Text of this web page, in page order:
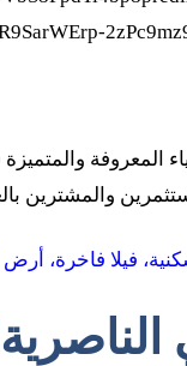
المعروفة
فيلا فاخرة، أرض